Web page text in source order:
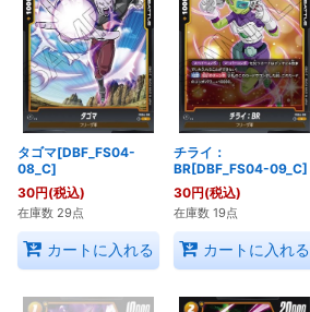
タゴマ[DBF_FS04-
08_C]
30円(税込)
在庫数 29点
カートに入れる
チライ：
BR[DBF_FS04-09_C]
30円(税込)
在庫数 19点
カートに入れる